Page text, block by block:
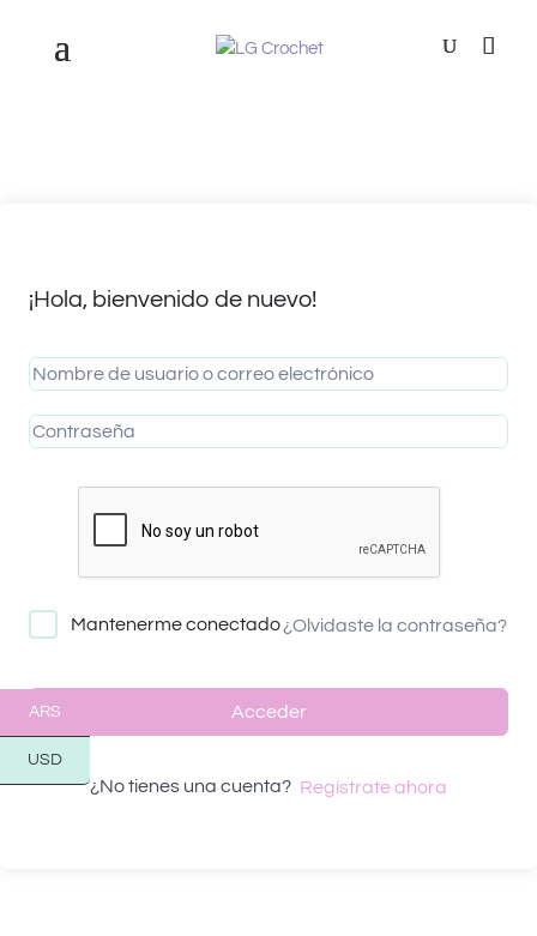
¡Hola, bienvenido de nuevo!
Mantenerme conectado¿Olvidaste la contraseña?
Acceder
¿No tienes una cuenta? Regístrate ahora
ARS
USD